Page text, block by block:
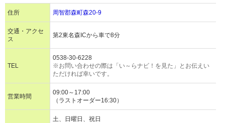
住所 周智郡森町森20-9
交通・アクセ
ス
第2東名森ICから車で8分
TEL
0538-30-6228
※お問い合わせの際は「い～らナビ！を見た」とお伝えい
ただければ幸いです。
営業時間
09:00～17:00
（ラストオーダー16:30）
土、日曜日、祝日